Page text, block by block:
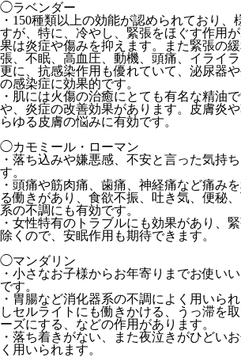
◯ラベンダー
・150種類以上の効能が認められており、
すが、特に、冷やし、 緊張をほぐす作用が
果は炎症や傷みを抑えます。また緊張の緩
張、不眠、高血圧、動機、頭痛、 イライ
更に、抗感染作用も優れていて、 泌尿器
の感染症に効果的です。
・肌には火傷の治癒にとても有名な精油
や、 炎症の改善効果があります。皮膚炎や
らゆる皮膚の悩みに有効です。
◯カモミール・ローマン
・落ち込みや嫌悪感、不安と言った気持
す。
・頭痛や筋肉痛、歯痛、神経痛など痛みを
る働きがあり、食欲不振、吐き気、便秘、
系の不調にも有効です。
・女性特有のトラブルにも効果があり、
除くので、安眠作用も期待できます。
◯マンダリン
・ 小さなお子様からお年寄りまでお使い
です。
・胃腸など消化器系の不調によく用いら
しセルライトにも働きかける、うっ滞を取
ーズにする、などの作用があります。
・落ち着きがない、
また夜泣きがひどい
く用いられます。